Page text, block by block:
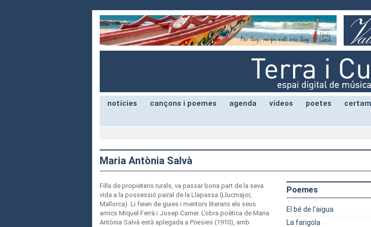
notícies cançons i poemes agenda vídeos poetes
Maria Antònia Salvà
Filla de propietaris rurals, va passar bona part de la seva
vida a la possessió pairal de la Llapassa (Llucmajor,
Mallorca). Li feien de guies i mentors literaris els seus
amics Miquel Ferrà i Josep Carner. L’obra poètica de Maria
Antònia Salvà està aplegada a Poesies (1910), amb
Poemes
El bé de l'aigua
La farigola